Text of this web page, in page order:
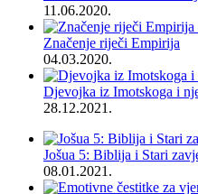
11.06.2020.
Značenje riječi Empirija
04.03.2020.
Djevojka iz Imotskoga i
28.12.2021.
Jošua 5: Biblija i Stari
08.01.2021.